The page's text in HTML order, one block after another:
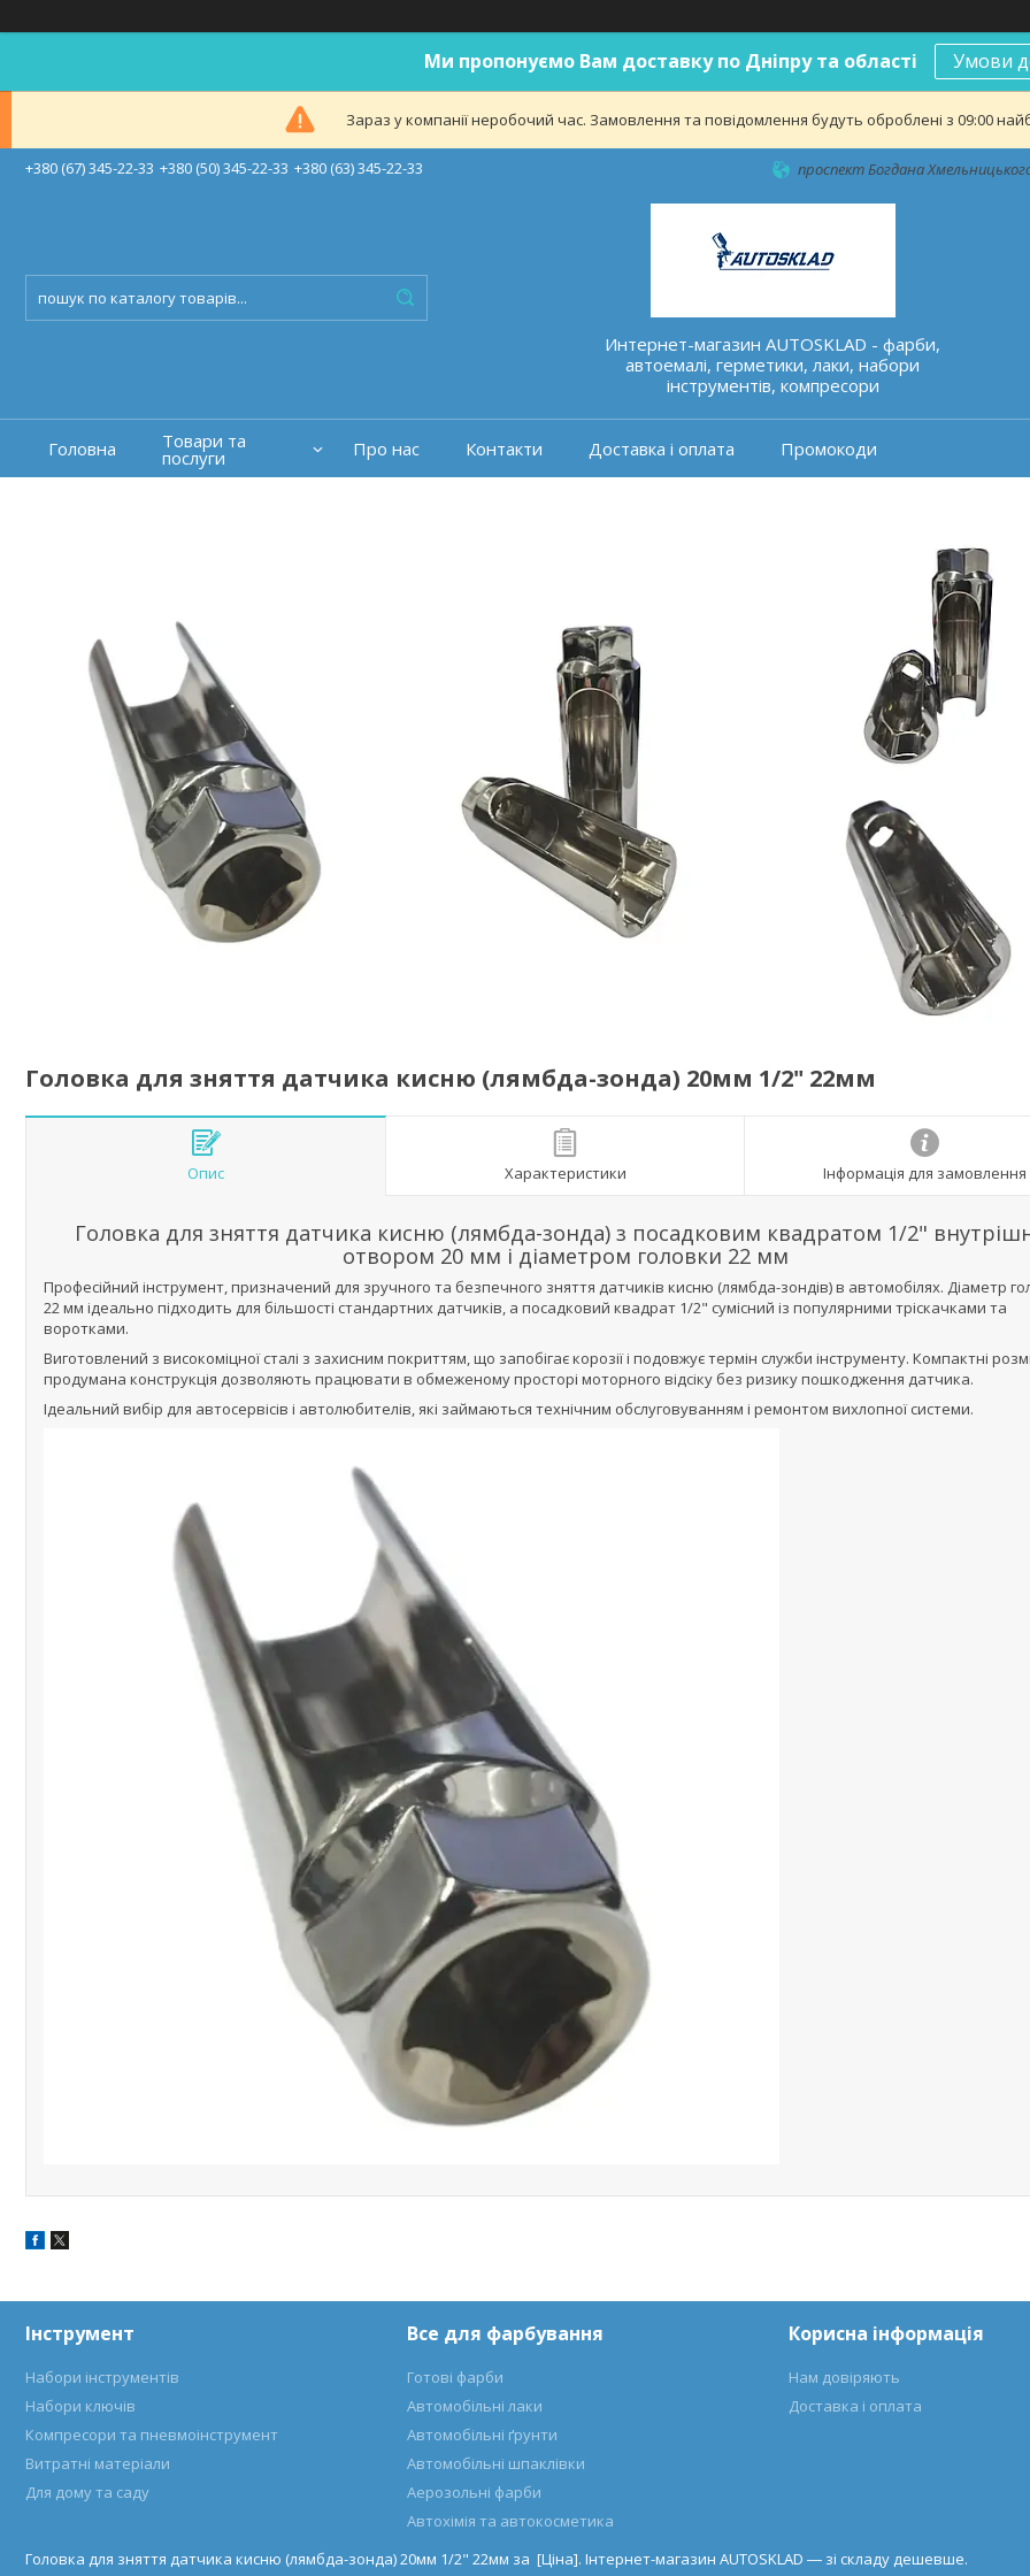
Ми пропонуємо Вам доставку по Дніпру та області Умови
Зараз у компанії неробочий час. Замовлення та повідомлення будуть оброблені з 09:00
+380 (67) 345-22-33 +380 (50) 345-22-33 +380 (63) 345-22-33 проспект Богдана
Интернет-магазин AUTOSKLAD - фарби,
автоемалі, герметики, лаки, набори
інструментів, компресори
Головна Товари та
послуги Про нас Контакти Доставка і оплата Промокоди
Головка для зняття датчика кисню (лямбда-зонда) 20мм 1/2" 22мм
Опис Характеристики Інформація для замовлення
Головка для зняття датчика кисню (лямбда-зонда) з посадковим квадратом 1/2"
отвором 20 мм і діаметром головки 22 мм
Професійний інструмент, призначений для зручного та безпечного зняття датчиків кисню (лямбда-зондів) в автомобілях. Діаметр
22 мм ідеально підходить для більшості стандартних датчиків, а посадковий квадрат 1/2" сумісний із популярними тріскачками та
воротками.
Виготовлений з високоміцної сталі з захисним покриттям, що запобігає корозії і подовжує термін служби інструменту. Компактні
продумана конструкція дозволяють працювати в обмеженому просторі моторного відсіку без ризику пошкодження датчика.
Ідеальний вибір для автосервісів і автолюбителів, які займаються технічним обслуговуванням і ремонтом вихлопної системи.
Інструмент
Набори інструментів
Набори ключів
Компресори та пневмоінструмент
Витратні матеріали
Для дому та саду
Все для фарбування
Готові фарби
Автомобільні лаки
Автомобільні ґрунти
Автомобільні шпаклівки
Аерозольні фарби
Автохімія та автокосметика
Корисна інформація
Нам довіряють
Доставка і оплата
Головка для зняття датчика кисню (лямбда-зонда) 20мм 1/2" 22мм за [Ціна]. Інтернет-магазин AUTOSKLAD ― зі складу дешевше.